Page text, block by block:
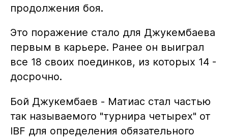
продолжения боя.
Это поражение стало для Джукембаева
первым в карьере. Ранее он выиграл
все 18 своих поединков, из которых 14 -
досрочно.
Бой Джукембаев - Матиас стал частью
так называемого "турнира четырех" от
IBF для определения обязательного